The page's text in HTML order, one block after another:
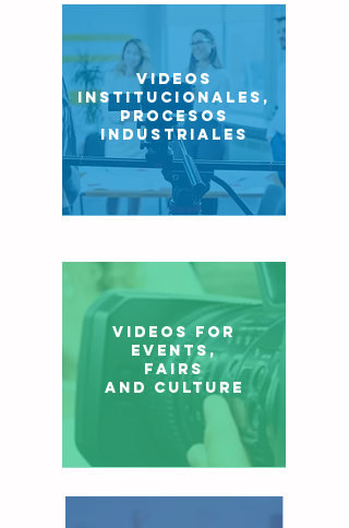
VIDEOS
INSTITUCIONALES,
procesos
industriales
VIDEOS FOR
EVENTS,
FAIRS
AND CULTURE